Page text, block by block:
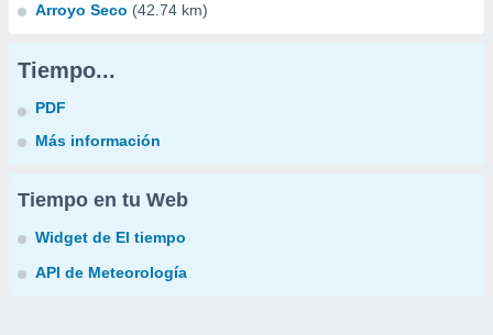
Arroyo Seco (42.74 km)
Tiempo...
PDF
Más información
Tiempo en tu Web
Widget de El tiempo
API de Meteorología